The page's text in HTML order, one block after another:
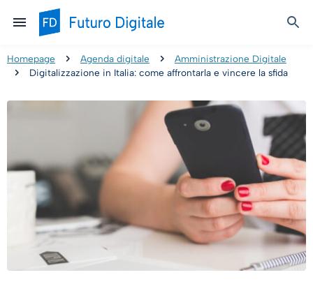
Homepage Agenda digitale
Amministrazione Digitale
Digitalizzazione in Italia: come affrontarla e vincere la sfida